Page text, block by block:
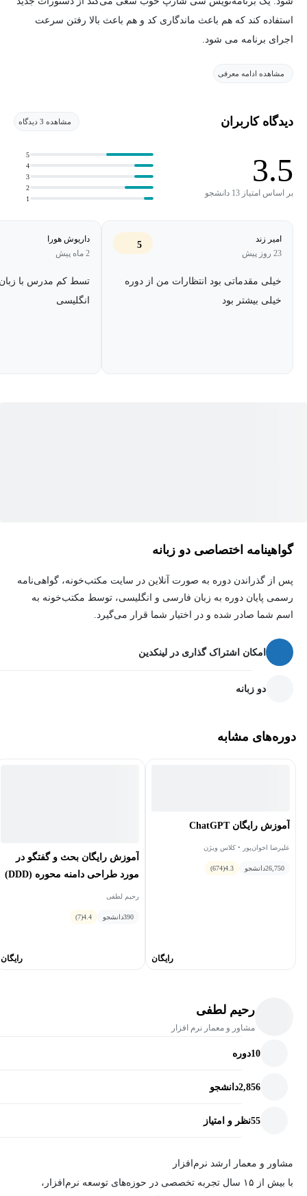
استفاده کند که هم باعث ماندگاری کد و هم باعث بالا رفتن سرعت
اجرای برنامه می شود.
مشاهده ادامه معرفی
دیدگاه کاربران مشاهده 3 دیدگاه
3.5
بر اساس امتیاز 13 دانشجو
1
2
3
4
5
امیر زند
23 روز پیش
5
خیلی مقدماتی بود انتظارات من از دوره
خیلی بیشتر بود
داریوش هورا
2 ماه پیش
تسط کم مدرس با
انگلیسی
گواهینامه اختصاصی دو زبانه
پس از گذراندن دوره به صورت آنلاین در سایت مکتب‌خونه، گواهی‌نامه
رسمی پایان دوره به زبان فارسی و انگلیسی، توسط مکتب‌خونه به
اسم شما صادر شده و در اختیار شما قرار می‌گیرد.
امکان اشتراک گذاری در لینکدین
دو زبانه
دوره‌های مشابه
آموزش رایگان ChatGPT
علیرضا اخوان‌پور • کلاس ویژن
26,750دانشجو 4.3
(674)
رایگان
آموزش رایگان بحث و گفتگو در
مورد طراحی دامنه محوره (DDD)
رحیم لطفی
390دانشجو 4.4
(7)
رایگان
رحیم لطفی
مشاور و معمار نرم افزار
10دوره
2,856دانشجو
55نظر و امتیاز
مشاور و معمار ارشد نرم‌افزار
با بیش از ۱۵ سال تجربه تخصصی در حوزه‌های توسعه نرم‌افزار،